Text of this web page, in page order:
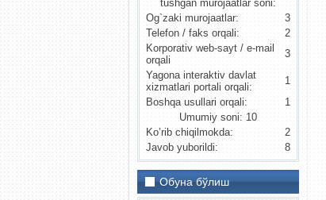
tushgan murojaatlar soni:
Og`zaki murojaatlar:
3
Telefon / faks orqali:
2
Korporativ web-sayt / e-mail
orqali
3
Yagona interaktiv davlat
xizmatlari portali orqali:
1
Boshqa usullari orqali:
1
Umumiy soni: 10
Ko’rib chiqilmokda:
2
Javob yuborildi:
8
Обуна бўлиш